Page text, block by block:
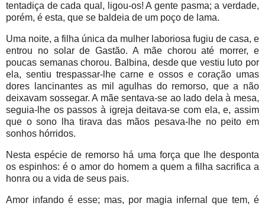
tentadiça de cada qual, ligou-os! A gente pasma; a verdade,
porém, é esta, que se baldeia de um poço de lama.
Uma noite, a filha única da mulher laboriosa fugiu de casa, e
entrou no solar de Gastão. A mãe chorou até morrer, e
poucas semanas chorou. Balbina, desde que vestiu luto por
ela, sentiu trespassar-lhe carne e ossos e coração umas
dores lancinantes as mil agulhas do remorso, que a não
deixavam sossegar. A mãe sentava-se ao lado dela à mesa,
seguia-lhe os passos à igreja deitava-se com ela, e, assim
que o sono lha tirava das mãos pesava-lhe no peito em
sonhos hórridos.
Nesta espécie de remorso há uma força que lhe desponta
os espinhos: é o amor do homem a quem a filha sacrifica a
honra ou a vida de seus pais.
Amor infando é esse; mas, por magia infernal que tem, é